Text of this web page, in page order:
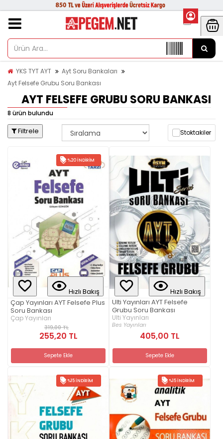
YKS TYT AYT
Ayt Soru Bankaları
Ayt Felsefe Grubu Soru Bankası
AYT FELSEFE GRUBU SORU BANKASI
8 ürün bulundu
Filtrele Stoktakiler
%20 İNDIRIM
Hızlı Bakış
Çap Yayınları AYT Felsefe Plus
Soru Bankası
Çap Yayınları
319,00 TL
255,20 TL
Sepete Ekle
Hızlı Bakış
Ulti Yayınları AYT Felsefe
Grubu Soru Bankası
Ulti Yayınları
Bes Yayınları
405,00 TL
Sepete Ekle
%15 İNDIRIM %15 İNDIRIM